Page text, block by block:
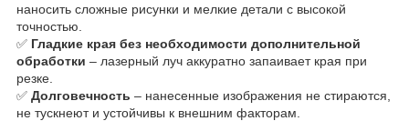
наносить сложные рисунки и мелкие детали с высокой
точностью.
✅ Гладкие края без необходимости дополнительной
обработки – лазерный луч аккуратно запаивает края при
резке.
✅ Долговечность – нанесенные изображения не стираются,
не тускнеют и устойчивы к внешним факторам.